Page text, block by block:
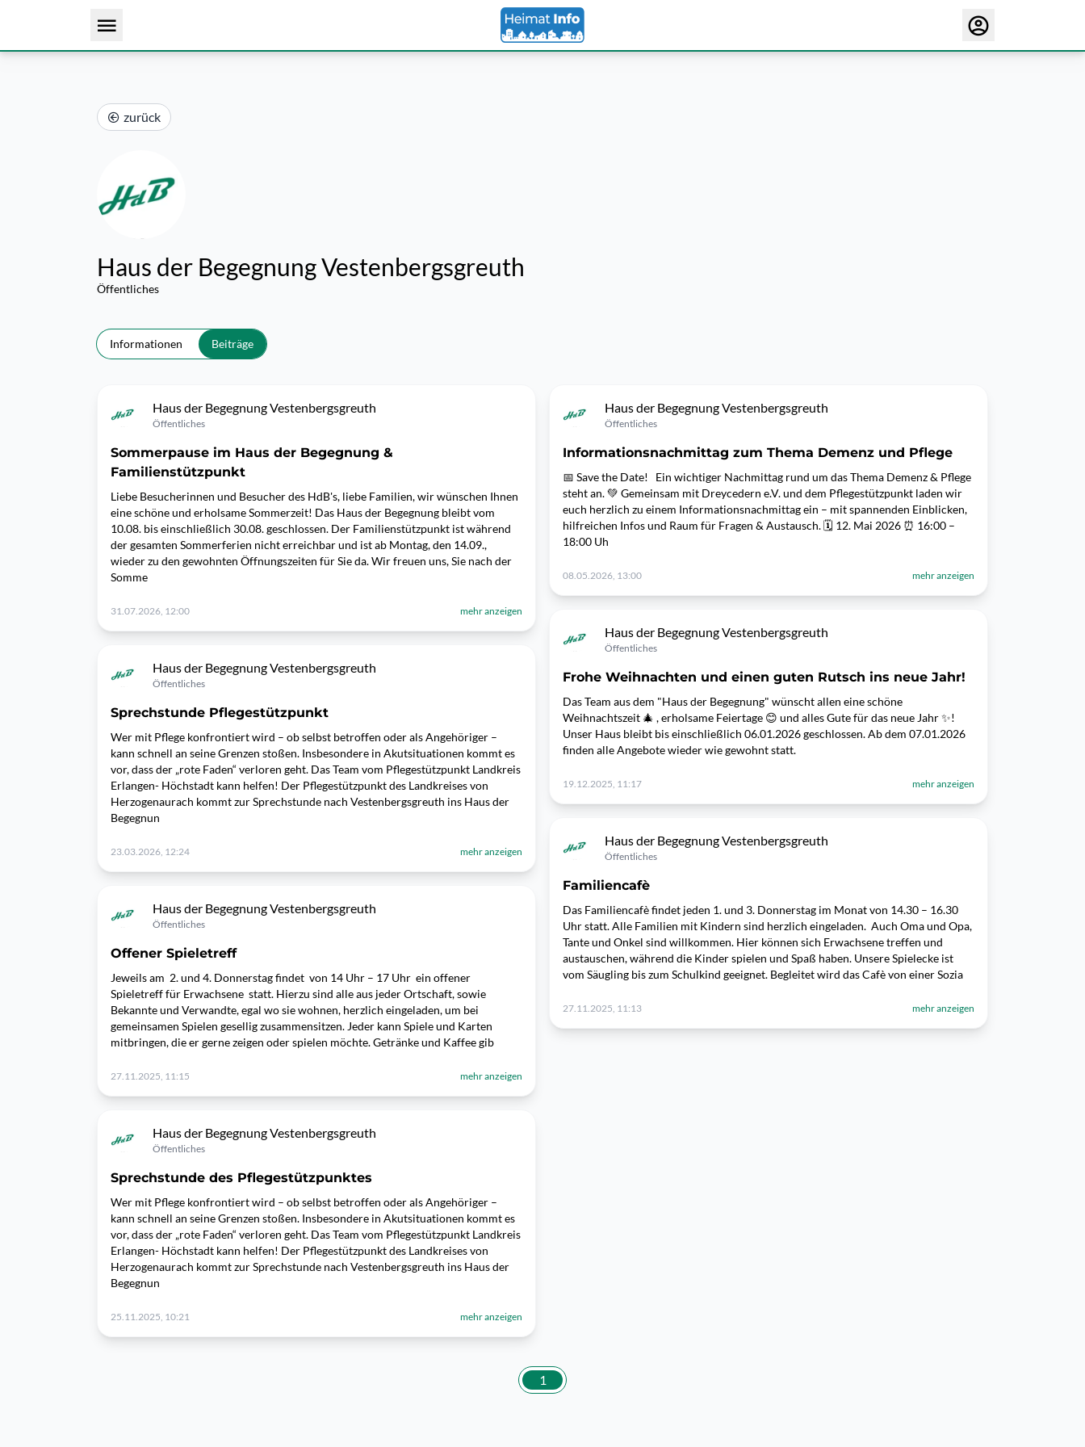
zurück
Haus der Begegnung Vestenbergsgreuth
Öffentliches
Informationen Beiträge
Haus der Begegnung Vestenbergsgreuth
Öffentliches
Sommerpause im Haus der Begegnung &
Familienstützpunkt
Liebe Besucherinnen und Besucher des HdB's, liebe Familien, wir wünschen Ihnen
eine schöne und erholsame Sommerzeit! Das Haus der Begegnung bleibt vom
10.08. bis einschließlich 30.08. geschlossen. Der Familienstützpunkt ist während
der gesamten Sommerferien nicht erreichbar und ist ab Montag, den 14.09.,
wieder zu den gewohnten Öffnungszeiten für Sie da. Wir freuen uns, Sie nach der
Somme
31.07.2026, 12:00 mehr anzeigen
Haus der Begegnung Vestenbergsgreuth
Öffentliches
Sprechstunde Pflegestützpunkt
Wer mit Pflege konfrontiert wird – ob selbst betroffen oder als Angehöriger –
kann schnell an seine Grenzen stoßen. Insbesondere in Akutsituationen kommt es
vor, dass der „rote Faden“ verloren geht. Das Team vom Pflegestützpunkt Landkreis
Erlangen- Höchstadt kann helfen! Der Pflegestützpunkt des Landkreises von
Herzogenaurach kommt zur Sprechstunde nach Vestenbergsgreuth ins Haus der
Begegnun
23.03.2026, 12:24 mehr anzeigen
Haus der Begegnung Vestenbergsgreuth
Öffentliches
Offener Spieletreff
Jeweils am 2. und 4. Donnerstag findet von 14 Uhr – 17 Uhr ein offener
Spieletreff für Erwachsene statt. Hierzu sind alle aus jeder Ortschaft, sowie
Bekannte und Verwandte, egal wo sie wohnen, herzlich eingeladen, um bei
gemeinsamen Spielen gesellig zusammensitzen. Jeder kann Spiele und Karten
mitbringen, die er gerne zeigen oder spielen möchte. Getränke und Kaffee gib
27.11.2025, 11:15 mehr anzeigen
Haus der Begegnung Vestenbergsgreuth
Öffentliches
Sprechstunde des Pflegestützpunktes
Wer mit Pflege konfrontiert wird – ob selbst betroffen oder als Angehöriger –
kann schnell an seine Grenzen stoßen. Insbesondere in Akutsituationen kommt es
vor, dass der „rote Faden“ verloren geht. Das Team vom Pflegestützpunkt Landkreis
Erlangen- Höchstadt kann helfen! Der Pflegestützpunkt des Landkreises von
Herzogenaurach kommt zur Sprechstunde nach Vestenbergsgreuth ins Haus der
Begegnun
25.11.2025, 10:21 mehr anzeigen
Haus der Begegnung Vestenbergsgreuth
Öffentliches
Informationsnachmittag zum Thema Demenz und Pflege
📅 Save the Date! Ein wichtiger Nachmittag rund um das Thema Demenz & Pflege
steht an. 💚 Gemeinsam mit Dreycedern e.V. und dem Pflegestützpunkt laden wir
euch herzlich zu einem Informationsnachmittag ein – mit spannenden Einblicken,
hilfreichen Infos und Raum für Fragen & Austausch. 🗓 12. Mai 2026 ⏰ 16:00 –
18:00 Uh
08.05.2026, 13:00 mehr anzeigen
Haus der Begegnung Vestenbergsgreuth
Öffentliches
Frohe Weihnachten und einen guten Rutsch ins neue Jahr!
Das Team aus dem "Haus der Begegnung" wünscht allen eine schöne
Weihnachtszeit 🎄 , erholsame Feiertage 😊 und alles Gute für das neue Jahr ✨!
Unser Haus bleibt bis einschließlich 06.01.2026 geschlossen. Ab dem 07.01.2026
finden alle Angebote wieder wie gewohnt statt.
19.12.2025, 11:17 mehr anzeigen
Haus der Begegnung Vestenbergsgreuth
Öffentliches
Familiencafè
Das Familiencafè findet jeden 1. und 3. Donnerstag im Monat von 14.30 – 16.30
Uhr statt. Alle Familien mit Kindern sind herzlich eingeladen. Auch Oma und Opa,
Tante und Onkel sind willkommen. Hier können sich Erwachsene treffen und
austauschen, während die Kinder spielen und Spaß haben. Unsere Spielecke ist
vom Säugling bis zum Schulkind geeignet. Begleitet wird das Cafè von einer Sozia
27.11.2025, 11:13 mehr anzeigen
1